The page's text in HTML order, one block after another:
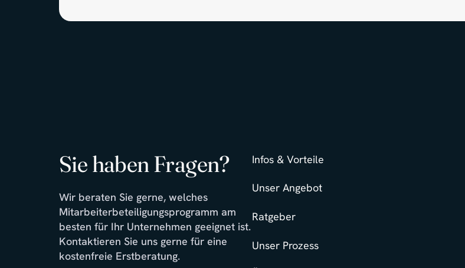
Sie haben Fragen?
Wir beraten Sie gerne, welches
Mitarbeiterbeteiligungsprogramm am
besten für Ihr Unternehmen geeignet ist.
Kontaktieren Sie uns gerne für eine
kostenfreie Erstberatung.
Infos & Vorteile
Unser Angebot
Ratgeber
Unser Prozess